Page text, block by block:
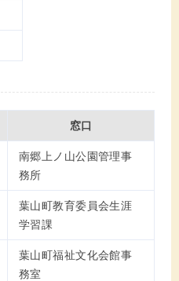
窓口
南郷上ノ山公園管理事
務所
葉山町教育委員会生涯
学習課
葉山町福祉文化会館事
務室